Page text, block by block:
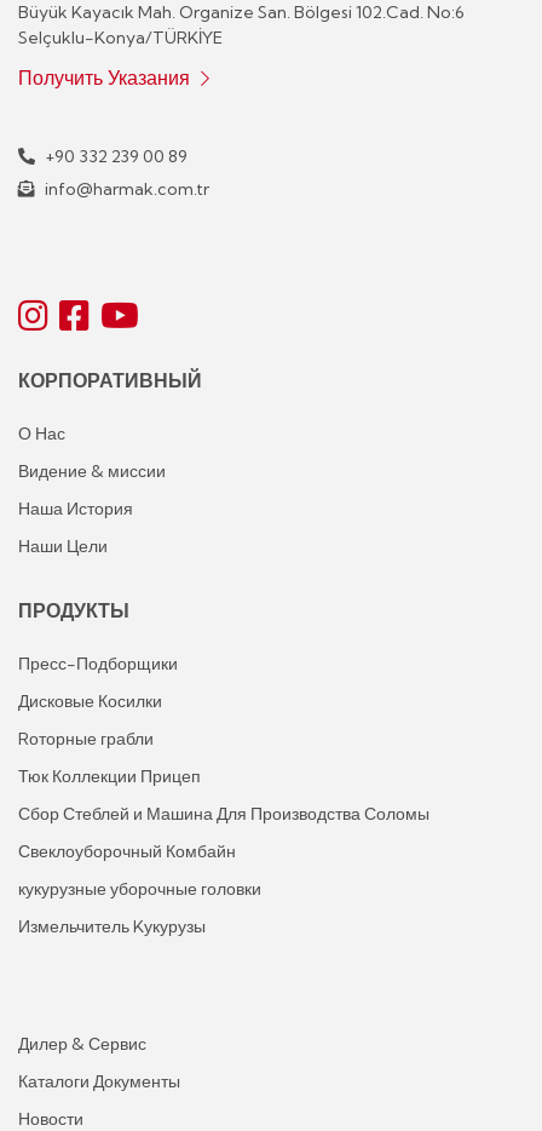
Büyük Kayacık Mah. Organize San. Bölgesi 102.Cad. No:6
Selçuklu-Konya/TÜRKİYE
Получить Указания
+90 332 239 00 89
info@harmak.com.tr
КОРПОРАТИВНЫЙ
О Нас
Видение & миссии
Наша История
Наши Цели
ПРОДУКТЫ
Пресс-Подборщики
Дисковые Косилки
Rоторные грабли
Тюк Коллекции Прицеп
Сбор Стеблей и Машина Для Производства Соломы
Свеклоуборочный Комбайн
кукурузные уборочные головки
Измельчитель Kукурузы
Дилер & Сервис
Каталоги Документы
Новости